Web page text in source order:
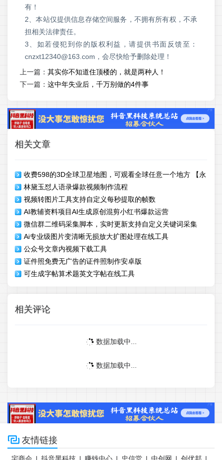
有！
2、本站仅提供信息存储空间服务，不拥有所有权，不承
担相关法律责任。
3、如若侵犯到你的版权利益，请提供书面反馈至：
cnzxt12340@163.com，会尽快给予删除处理！
上一篇： 其实你不知道住顶楼的，就是两种人！
下一篇： 这中年失业后，千万别做的4件事
相关文章
收费598的3D全球卫星地图，可观看全球任意一个地方 【永
久脚本】
林黛玉怼人语录爆款视频制作流程
视频转图片工具支持自定义每秒提取的帧数
AI教辅资料项目AI生成原创混剪小红书爆款运营
微信群二维码采集脚本，实时更新支持自定义关键词采集
【永久脚本+使用教程】
Ai专业级图片变清晰无损放大扩图处理在线工具
公众号文章内视频下载工具
证件照免费无广告的证件照制作安卓版
可生成字帖算术题英文字帖在线工具
相关评论
数据加载中...
数据加载中...
 友情链接
宅商会 | 抖音黑科技 | 赚钱中心 | 忠信堂 | 中创网 | 创优邦 |